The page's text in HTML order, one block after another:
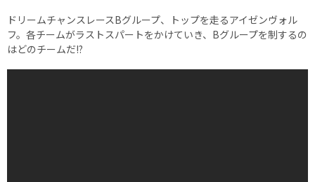
ドリームチャンスレースBグループ、トップを走るアイゼンヴォル
フ。各チームがラストスパートをかけていき、Bグループを制するの
はどのチームだ!?